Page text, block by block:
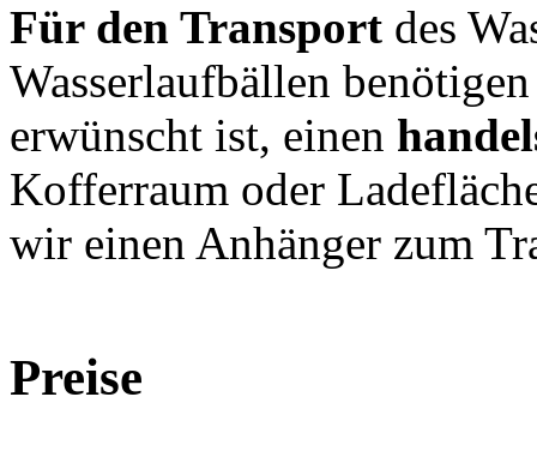
Für den Transport des
Wasserlaufbällen
erwünscht ist, einen
Kofferraum oder
wir einen Anhänger zum
Preise